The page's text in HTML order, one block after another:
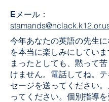
Eメール：
今年あなたの英語の先生に
を本当に楽しみにしてい
まったとしても、黙って
けません。電話してね。
セージを送ってください
ってください。個別指導